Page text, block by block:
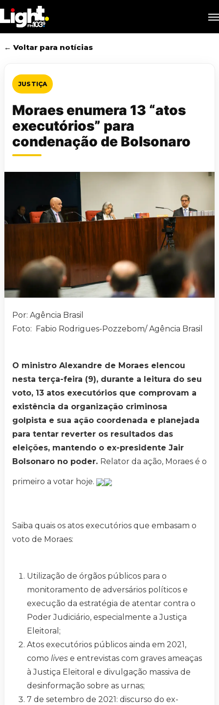
to
main
content
← Voltar para notícias
JUSTIÇA
Moraes enumera 13 “atos
executórios” para
condenação de Bolsonaro
Por: Agência Brasil
Foto: Fabio Rodrigues-Pozzebom/ Agência Brasil
O ministro Alexandre de Moraes elencou
nesta terça-feira (9), durante a leitura do seu
voto, 13 atos executórios que comprovam a
existência da organização criminosa
golpista e sua ação coordenada e planejada
para tentar reverter os resultados das
eleições, mantendo o ex-presidente Jair
Bolsonaro no poder. Relator da ação, Moraes é o
primeiro a votar hoje.
Saiba quais os atos executórios que embasam o
voto de Moraes:
Utilização de órgãos públicos para o
monitoramento de adversários políticos e
execução da estratégia de atentar contra o
Poder Judiciário, especialmente a Justiça
Eleitoral;
Atos executórios públicos ainda em 2021,
como lives e entrevistas com graves ameaças
à Justiça Eleitoral e divulgação massiva de
desinformação sobre as urnas;
7 de setembro de 2021: discurso do ex-